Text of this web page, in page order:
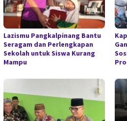
Lazismu Pangkalpinang Bantu
Seragam dan Perlengkapan
Sekolah untuk Siswa Kurang
Mampu